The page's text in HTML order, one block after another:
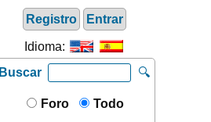
Registro Entrar
Idioma:
Buscar
🔍
Foro Todo